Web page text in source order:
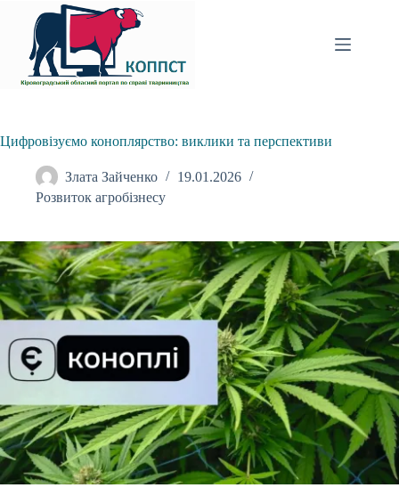
вмісту
Цифровізуємо коноплярство: виклики та перспективи
Злата Зайченко
19.01.2026
Розвиток агробізнесу